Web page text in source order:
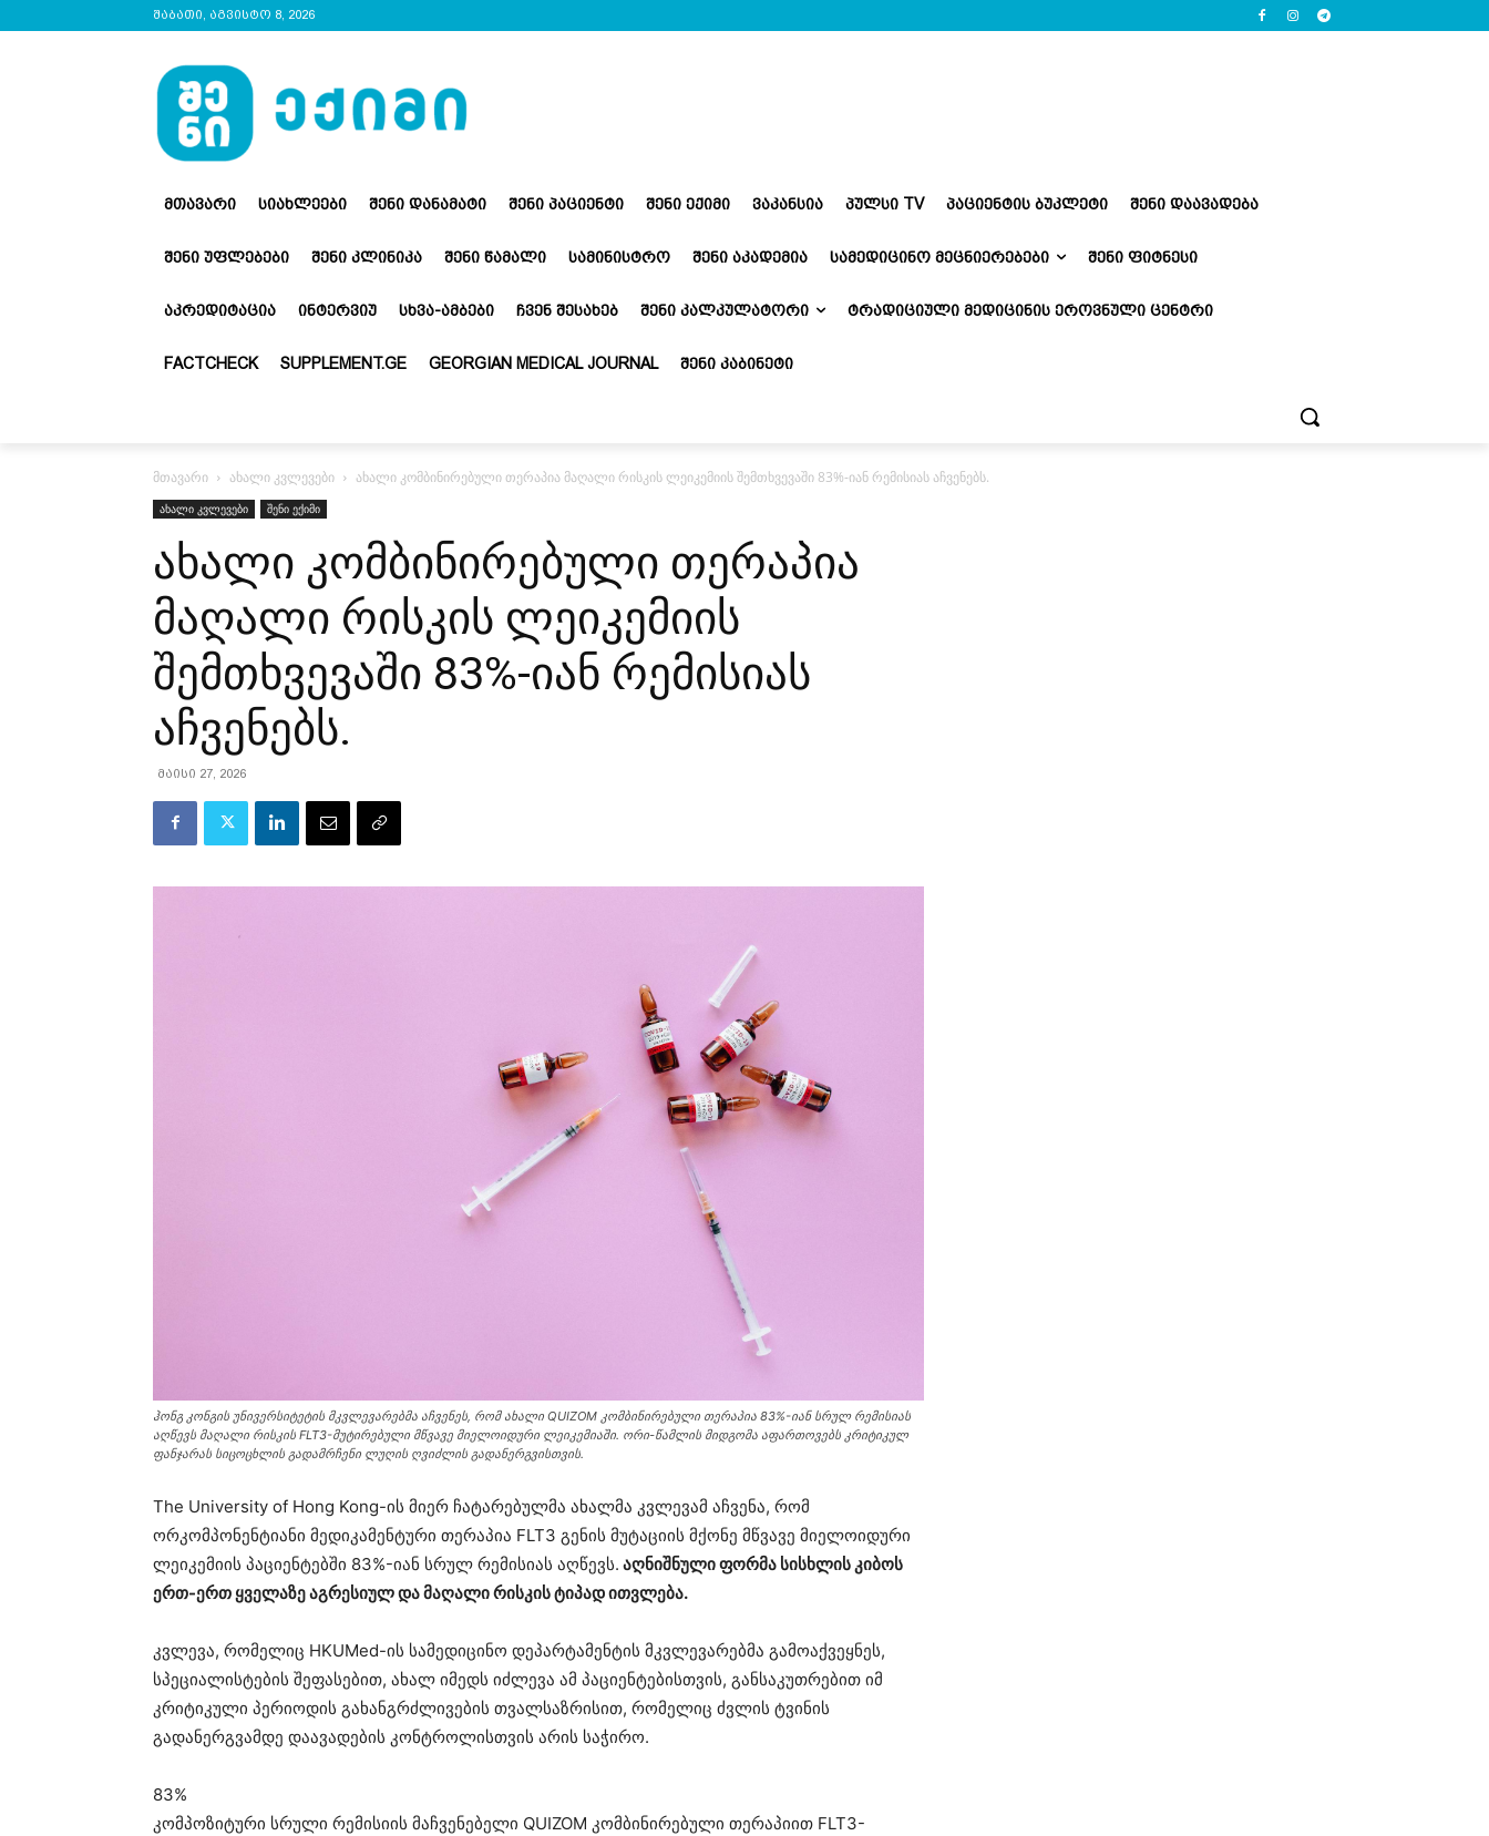
შაბათი, აგვისტო 8, 2026
ᲛᲗᲐᲕᲐᲠᲘ ᲡᲘᲐᲮᲚᲔᲔᲑᲘ ᲨᲔᲜᲘ ᲓᲐᲜᲐᲛᲐᲢᲘ ᲨᲔᲜᲘ ᲞᲐᲪᲘᲔᲜᲢᲘ ᲨᲔᲜᲘ ᲔᲥᲘᲛᲘ ᲕᲐᲙᲐᲜᲡᲘᲐ ᲞᲣᲚᲡᲘ TV ᲞᲐᲪᲘᲔᲜᲢᲘᲡ ᲑᲣᲙᲚᲔᲢᲘ ᲨᲔᲜᲘ ᲓᲐᲐᲕᲐᲓᲔᲑᲐ
ᲨᲔᲜᲘ ᲣᲤᲚᲔᲑᲔᲑᲘ ᲨᲔᲜᲘ ᲙᲚᲘᲜᲘᲙᲐ ᲨᲔᲜᲘ ᲬᲐᲛᲐᲚᲘ ᲡᲐᲛᲘᲜᲘᲡᲢᲠᲝ ᲨᲔᲜᲘ ᲐᲙᲐᲓᲔᲛᲘᲐ ᲡᲐᲛᲔᲓᲘᲪᲘᲜᲝ ᲛᲔᲪᲜᲘᲔᲠᲔᲑᲔᲑᲘ ᲨᲔᲜᲘ ᲤᲘᲢᲜᲔᲡᲘ
ᲐᲙᲠᲔᲓᲘᲢᲐᲪᲘᲐ ᲘᲜᲢᲔᲠᲕᲘᲣ ᲡᲮᲕᲐ-ᲐᲛᲑᲔᲑᲘ ᲩᲕᲔᲜ ᲨᲔᲡᲐᲮᲔᲑ ᲨᲔᲜᲘ ᲙᲐᲚᲙᲣᲚᲐᲢᲝᲠᲘ ᲢᲠᲐᲓᲘᲪᲘᲣᲚᲘ ᲛᲔᲓᲘᲪᲘᲜᲘᲡ ᲔᲠᲝᲕᲜᲣᲚᲘ ᲪᲔᲜᲢᲠᲘ
FACTCHECK SUPPLEMENT.GE GEORGIAN MEDICAL JOURNAL ᲨᲔᲜᲘ ᲙᲐᲑᲘᲜᲔᲢᲘ
მთავარი ახალი კვლევები ახალი კომბინირებული თერაპია მაღალი რისკის ლეიკემიის შემთხვევაში 83%-იან რემისიას აჩვენებს.
ახალი კვლევები შენი ექიმი
ახალი კომბინირებული თერაპია
მაღალი რისკის ლეიკემიის
შემთხვევაში 83%-იან რემისიას
აჩვენებს.
მაისი 27, 2026
ჰონგ კონგის უნივერსიტეტის მკვლევარებმა აჩვენეს, რომ ახალი QUIZOM კომბინირებული თერაპია 83%-იან სრულ რემისიას
აღწევს მაღალი რისკის FLT3-მუტირებული მწვავე მიელოიდური ლეიკემიაში. ორი-წამლის მიდგომა აფართოვებს კრიტიკულ
ფანჯარას სიცოცხლის გადამრჩენი ლუღის ღვიძლის გადანერგვისთვის.
The University of Hong Kong-ის მიერ ჩატარებულმა ახალმა კვლევამ აჩვენა, რომ
ორკომპონენტიანი მედიკამენტური თერაპია FLT3 გენის მუტაციის მქონე მწვავე მიელოიდური
ლეიკემიის პაციენტებში 83%-იან სრულ რემისიას აღწევს. აღნიშნული ფორმა სისხლის კიბოს
ერთ-ერთ ყველაზე აგრესიულ და მაღალი რისკის ტიპად ითვლება.
კვლევა, რომელიც HKUMed-ის სამედიცინო დეპარტამენტის მკვლევარებმა გამოაქვეყნეს,
სპეციალისტების შეფასებით, ახალ იმედს იძლევა ამ პაციენტებისთვის, განსაკუთრებით იმ
კრიტიკული პერიოდის გახანგრძლივების თვალსაზრისით, რომელიც ძვლის ტვინის
გადანერგვამდე დაავადების კონტროლისთვის არის საჭირო.
83%
კომპოზიტური სრული რემისიის მაჩვენებელი QUIZOM კომბინირებული თერაპიით FLT3-